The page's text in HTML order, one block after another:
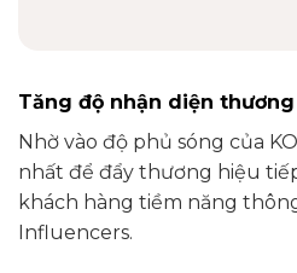
Tăng độ nhận diện
Nhờ vào độ phủ sóng của
nhất để đẩy thương hiệu
khách hàng tiềm năng
Influencers.